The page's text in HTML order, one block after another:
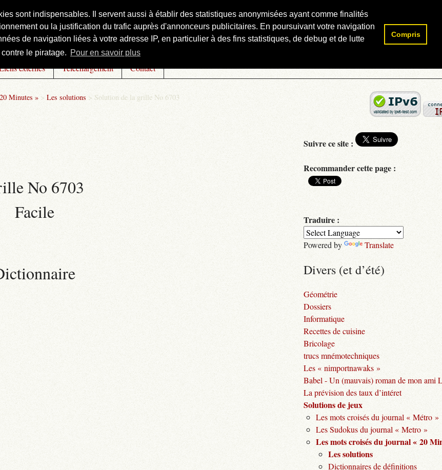
sont indispensables. Il servent aussi à établir des statistiques anonymisées ayant comme finalités
ou la justification du trafic auprès d'annonceurs publicitaires. En poursuivant votre navigation
de navigation liées à votre adresse IP, en particulier à des fins statistiques, de debug et de lutte
contre le piratage. Pour en savoir plus
Compris
externes Téléchargement Contact
Minutes » > Les solutions > Solution de la grille No 6703
No 6703
Facile
Rechercher :
Suivre ce site :
Recommander cette page :
Traduire :
Powered by Translate
Divers (et d’été)
Géométrie
Dossiers
Informatique
Recettes de cuisine
Bricolage
trucs mnémotechniques
Les « nimportnawaks »
Babel - Un (mauvais) roman de mon ami
La prévision des taux d’intéret
Solutions de jeux
Les mots croisés du journal « Métro »
Les Sudokus du journal « Metro »
Les mots croisés du journal « 20
Les solutions
Dictionnaires de définitions